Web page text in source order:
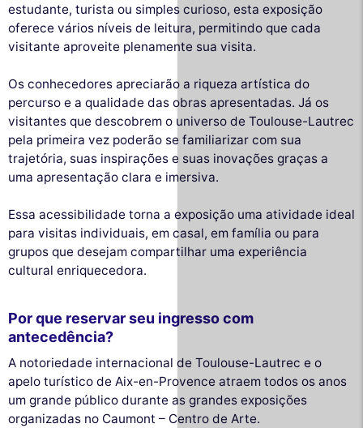
estudante, turista ou simples curioso, esta exposição
oferece vários níveis de leitura, permitindo que cada
visitante aproveite plenamente sua visita.
Os conhecedores apreciarão a riqueza artística do
percurso e a qualidade das obras apresentadas. Já os
visitantes que descobrem o universo de Toulouse-Lautrec
pela primeira vez poderão se familiarizar com sua
trajetória, suas inspirações e suas inovações graças a
uma apresentação clara e imersiva.
Essa acessibilidade torna a exposição uma atividade ideal
para visitas individuais, em casal, em família ou para
grupos que desejam compartilhar uma experiência
cultural enriquecedora.
Por que reservar seu ingresso com
antecedência?
A notoriedade internacional de Toulouse-Lautrec e o
apelo turístico de Aix-en-Provence atraem todos os anos
um grande público durante as grandes exposições
organizadas no Caumont – Centro de Arte.